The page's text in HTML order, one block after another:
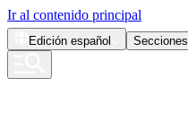
Ir al contenido principal
Edición español Secciones